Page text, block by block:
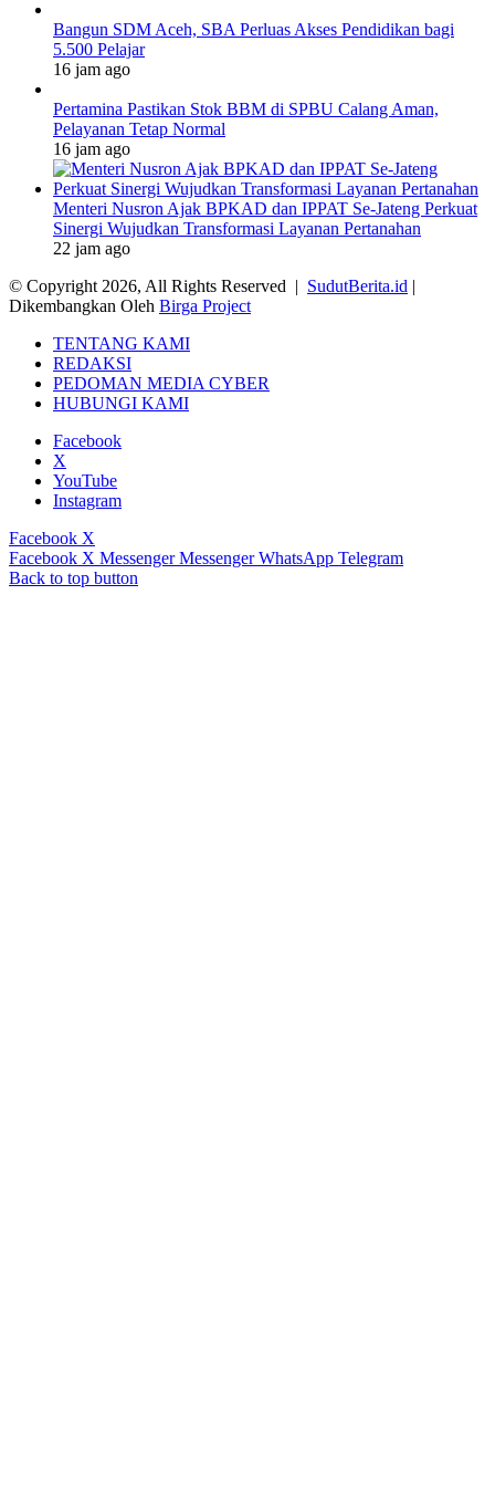
Bangun SDM Aceh, SBA Perluas Akses Pendidikan bagi
5.500 Pelajar
16 jam ago
Pertamina Pastikan Stok BBM di SPBU Calang Aman,
Pelayanan Tetap Normal
16 jam ago
Menteri Nusron Ajak BPKAD dan IPPAT Se-Jateng Perkuat
Sinergi Wujudkan Transformasi Layanan Pertanahan
22 jam ago
© Copyright 2026, All Rights Reserved | SudutBerita.id |
Dikembangkan Oleh Birga Project
TENTANG KAMI
REDAKSI
PEDOMAN MEDIA CYBER
HUBUNGI KAMI
Facebook
X
YouTube
Instagram
Facebook X
Facebook X Messenger Messenger WhatsApp Telegram
Back to top button